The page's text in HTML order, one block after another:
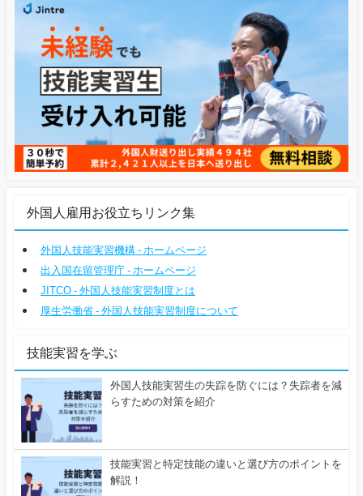
外国人雇用お役立ちリンク集
外国人技能実習機構 - ホームページ
出入国在留管理庁 - ホームページ
JITCO - 外国人技能実習制度とは
厚生労働省 - 外国人技能実習制度について
技能実習を学ぶ
外国人技能実習生の失踪を防ぐには？失踪者を減
らすための対策を紹介
技能実習と特定技能の違いと選び方のポイントを
解説！